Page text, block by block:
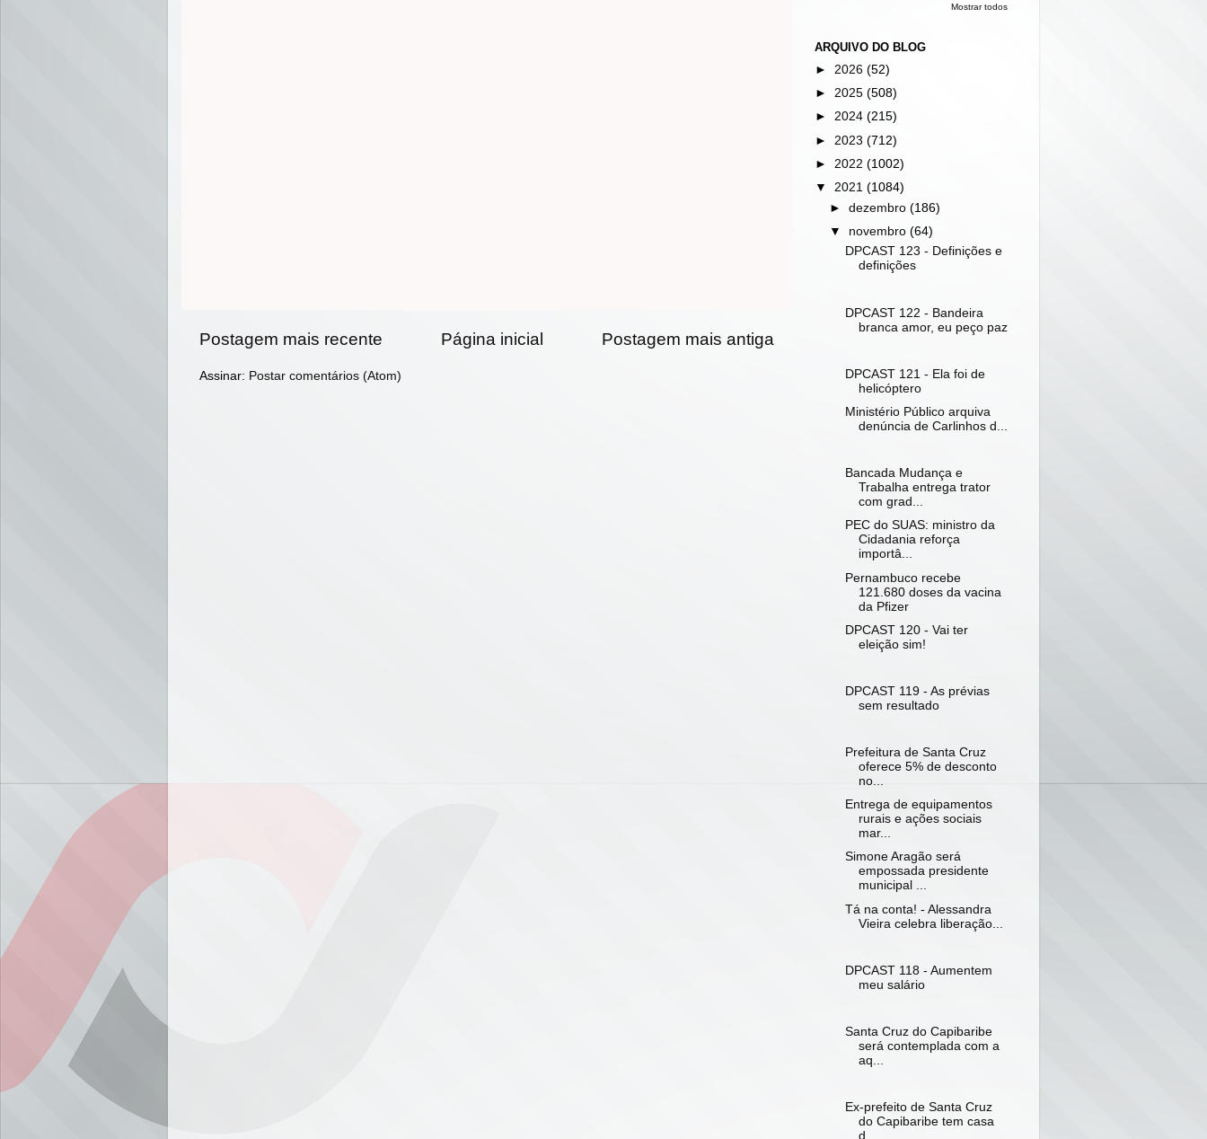
Postagem mais recente Postagem mais antiga
Página inicial
Assinar: Postar comentários (Atom)
Mostrar todos
ARQUIVO DO BLOG
► 2026 (52)
► 2025 (508)
► 2024 (215)
► 2023 (712)
► 2022 (1002)
▼ 2021 (1084)
►dezembro(186)
▼ novembro(64)
DPCAST 123 - Definições e
definições
DPCAST 122 - Bandeira
branca amor, eu peço paz
DPCAST 121 - Ela foi de
helicóptero
Ministério Público arquiva
denúncia de Carlinhos d...
Bancada Mudança e
Trabalha entrega trator
com grad...
PEC do SUAS: ministro da
Cidadania reforça
importâ...
Pernambuco recebe
121.680 doses da vacina
da Pfizer
DPCAST 120 - Vai ter
eleição sim!
DPCAST 119 - As prévias
sem resultado
Prefeitura de Santa Cruz
oferece 5% de desconto
no...
Entrega de equipamentos
rurais e ações sociais
mar...
Simone Aragão será
empossada presidente
municipal ...
Tá na conta! - Alessandra
Vieira celebra liberação...
DPCAST 118 - Aumentem
meu salário
Santa Cruz do Capibaribe
será contemplada com a
aq...
Ex-prefeito de Santa Cruz
do Capibaribe tem casa
d...